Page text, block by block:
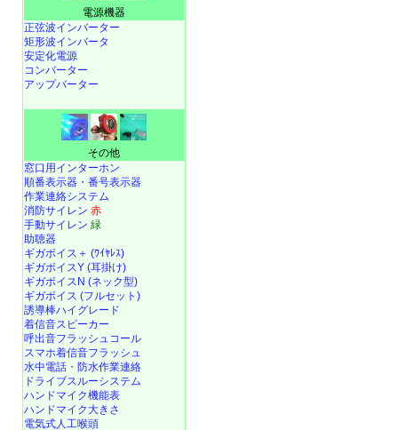
電源機器
正弦波インバーター
矩形波インバータ
安定化電源
コンバーター
アップバーター
その他
窓口用インターホン
順番表示器・番号表示器
作業連絡システム
消防サイレン 赤
手動サイレン 緑
助聴器
ギガボイス＋ (ﾜｲﾔﾚｽ)
ギガボイスY (耳掛け)
ギガボイスN (ネック型)
ギガボイス (フルセット)
誘導棒ハイグレード
着信音スピーカー
呼出音フラッシュコール
スマホ着信音フラッシュ
水中電話 ・ 防水作業連絡
ドライブスルーシステム
ハンドマイク機能表
ハンドマイク大きさ
電気式人工喉頭